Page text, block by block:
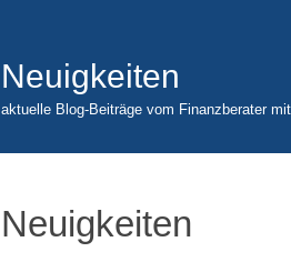
Neuigkeiten
aktuelle Blog-Beiträge vom Finanzberater
Neuigkeiten